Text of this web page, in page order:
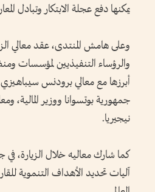
يمكنها دفع عجلة الابتكار وتبادل
وعلى هامش المنتدى، عقد معالي
والرؤساء التنفيذيين لمؤسسات
أبرزها مع معالي برودنس
جمهورية بوتسوانا ووزير المالية،
نيجيريا.
كما شارك معاليه خلال الزيارة،
آليات تحديد الأهداف التنموية